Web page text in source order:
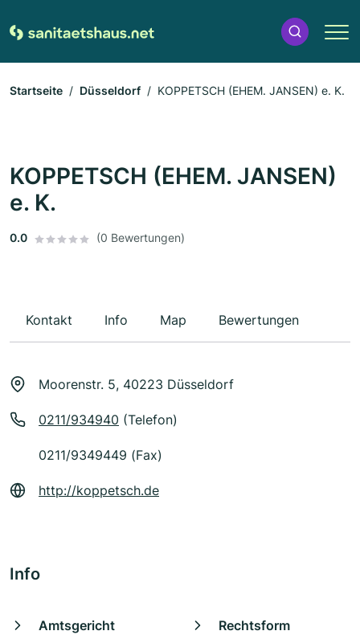
Startseite Düsseldorf KOPPETSCH (EHEM. JANSEN) e. K.
KOPPETSCH (EHEM. JANSEN)
e. K.
0.0 (0 Bewertungen)
Kontakt Info Map Bewertungen
Moorenstr. 5, 40223 Düsseldorf
0211/934940 (Telefon)
0211/9349449 (Fax)
http://koppetsch.de
Info
Amtsgericht
Rechtsform